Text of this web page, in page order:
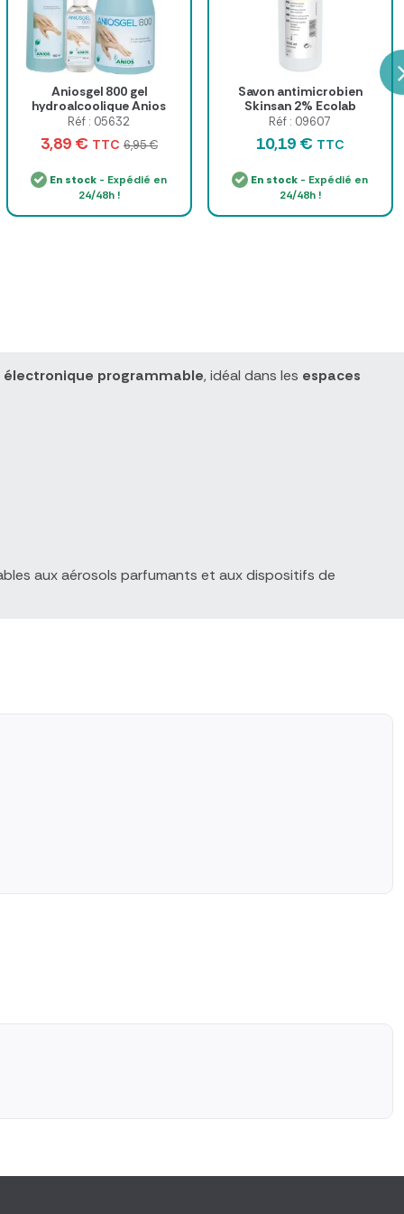
Aniosgel 800 gel
hydroalcoolique Anios
Réf : 05632
3,89 € TTC 6,95 €
En stock - Expédié en
24/48h !
Savon antimicrobien
Skinsan 2% Ecolab
Réf : 09607
10,19 € TTC
En stock - Expédié en
24/48h !
électronique programmable, idéal dans les espaces
aux aérosols parfumants et aux dispositifs de